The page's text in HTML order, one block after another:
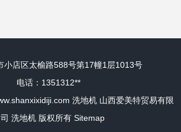
小店区太榆路588号第17幢1层1013号
电话：1351312**
洗地机 山西爱美特贸易有限
洗地机 版权所有 Sitemap